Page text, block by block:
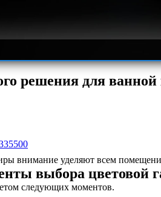
решения для
внимание уделяют всем
выбора цветовой
следующих моментов.